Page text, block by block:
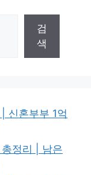
검
색
신혼부부 1억
정리 | 남은